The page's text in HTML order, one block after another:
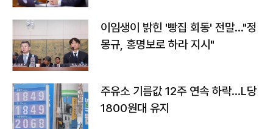
이임생이 밝힌 '빵집 회동' 전말…"정
몽규, 홍명보로 하라 지시"
주유소 기름값 12주 연속 하락…L당
1800원대 유지